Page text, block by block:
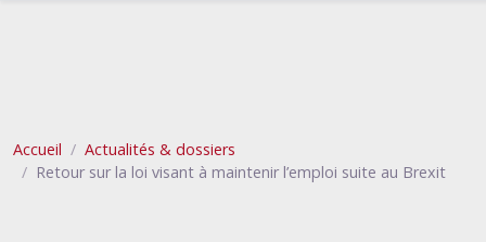
Accueil
Actualités & dossiers
Retour sur la loi visant à maintenir l’emploi suite au Brexit